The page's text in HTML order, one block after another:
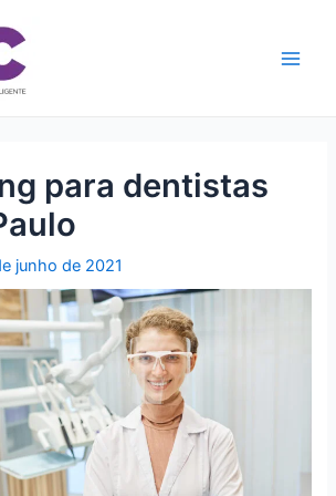
para dentistas
junho de 2021